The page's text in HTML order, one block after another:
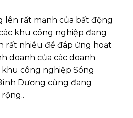
lên rất mạnh của bất động
khu công nghiệp đang
rất nhiều để đáp ứng hoạt
doanh của các doanh
công nghiệp Sóng
Dương cũng đang